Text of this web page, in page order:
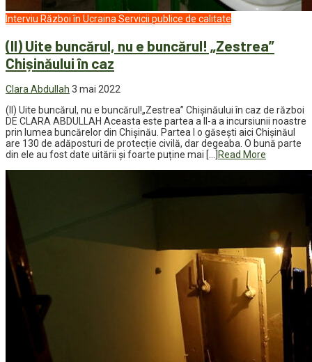
Interviu Război în Ucraina Servicii publice de calitate
(II) Uite buncărul, nu e buncărul! „Zestrea”
Chișinăului în caz
Clara Abdullah 3 mai 2022
(II) Uite buncărul, nu e buncărul!„Zestrea” Chișinăului în caz de război
DE CLARA ABDULLAH Aceasta este partea a II-a a incursiunii noastre
prin lumea buncărelor din Chișinău. Partea I o găsești aici Chișinăul
are 130 de adăposturi de protecție civilă, dar degeaba. O bună parte
din ele au fost date uitării și foarte puține mai […]
Read More